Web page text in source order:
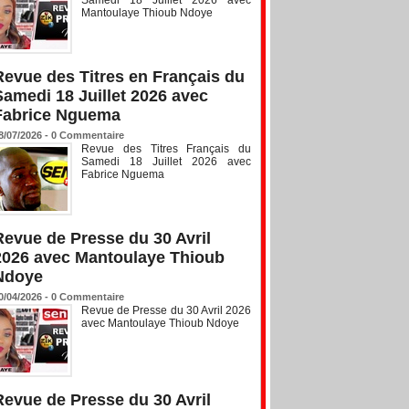
Mantoulaye Thioub Ndoye
des Titres en Français du
18 Juillet 2026 avec
Nguema
07/2026 - 0 Commentaire
Revue des Titres Français du
Samedi 18 Juillet 2026 avec
Fabrice Nguema
de Presse du 30 Avril
avec Mantoulaye Thioub
04/2026 - 0 Commentaire
Revue de Presse du 30 Avril 2026
avec Mantoulaye Thioub Ndoye
de Presse du 30 Avril